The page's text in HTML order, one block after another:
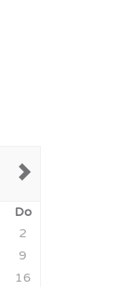
Do
2
9
16